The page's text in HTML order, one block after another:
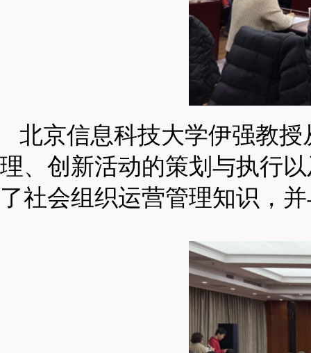
北京信息科技大学伊强教
理、创新活动的策划与执行
了社会组织运营管理知识，